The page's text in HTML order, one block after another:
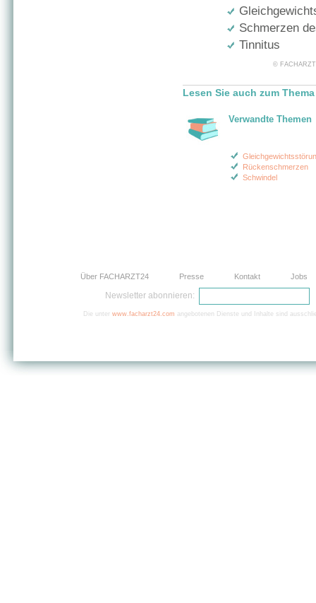
Schmerzen
Tinnitus
©
Lesen Sie auch zum
Verwandte Themen
Rückenschmerzen
Schwindel
Über FACHARZT24 Presse Kontakt Jobs
Newsletter abonnieren:
Die unter www.facharzt24.com angebotenen Dienste und Inhalte sind